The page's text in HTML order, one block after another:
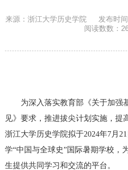
来源：浙江大学历史学院 发布时
阅读数数：
为深入落实教育部《关于加强
见》要求，推进拔尖计划实施，提
浙江大学历史学院拟于2024年7月 21
学“中国与全球史”国际暑期学校，
生提供共同学习和交流的平台。